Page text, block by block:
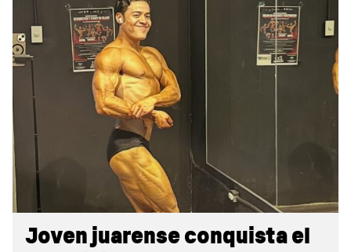
Joven juarense conquista el
Sidebar